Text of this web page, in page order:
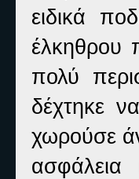
ειδικά
έλκηθρου
πολύ
δέχτηκε
χωρούσε
ασφάλεια